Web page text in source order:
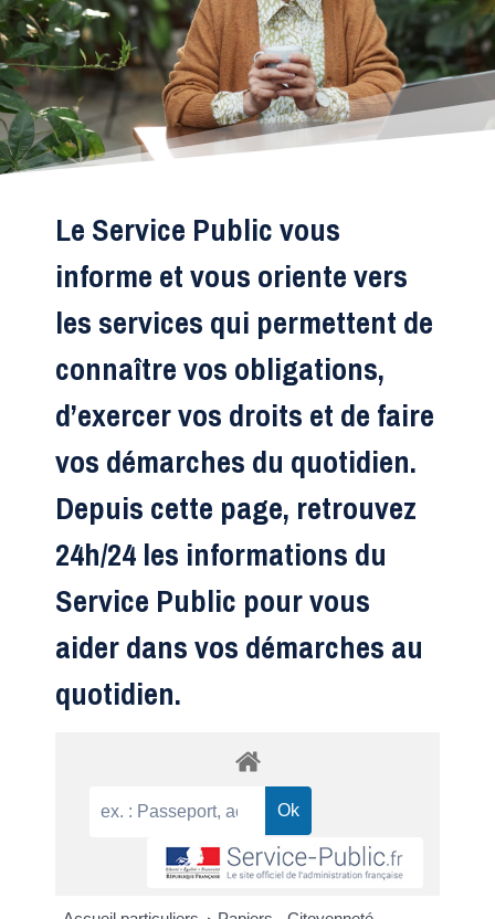
Le Service Public vous
informe et vous oriente vers
les services qui permettent de
connaître vos obligations,
d’exercer vos droits et de faire
vos démarches du quotidien.
Depuis cette page, retrouvez
24h/24 les informations du
Service Public pour vous
aider dans vos démarches au
quotidien.